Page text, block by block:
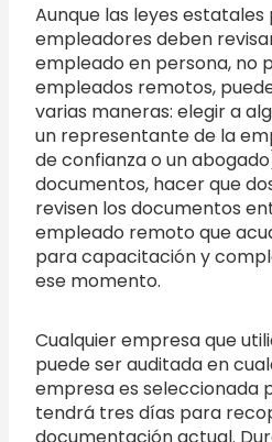
Aunque las leyes estatales
empleadores deben
empleado en persona, no
empleados remotos,
varias maneras: elegir a
un representante de la
de confianza o un
documentos, hacer que
revisen los documentos
empleado remoto que
para capacitación y
ese momento.
Cualquier empresa que
puede ser auditada en
empresa es seleccionada
tendrá tres días para
documentación actual.